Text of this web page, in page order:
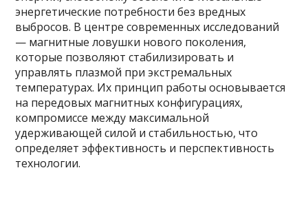
энергетические потребности без вредных
выбросов. В центре современных исследований
— магнитные ловушки нового поколения,
которые позволяют стабилизировать и
управлять плазмой при экстремальных
температурах. Их принцип работы основывается
на передовых магнитных конфигурациях,
компромиссе между максимальной
удерживающей силой и стабильностью, что
определяет эффективность и перспективность
технологии.